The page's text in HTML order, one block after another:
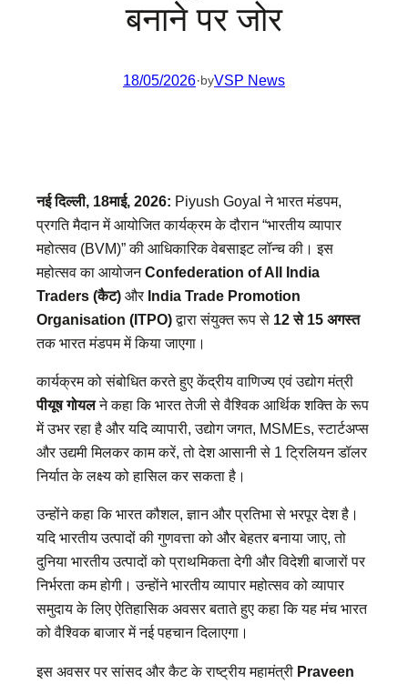
बनाने पर जोर
18/05/2026·byVSP News
नई दिल्ली, 18माई, 2026: Piyush Goyal ने भारत मंडपम,
प्रगति मैदान में आयोजित कार्यक्रम के दौरान “भारतीय व्यापार
महोत्सव (BVM)” की आधिकारिक वेबसाइट लॉन्च की। इस
महोत्सव का आयोजनConfederation of All India
Traders (कैट) और India Trade Promotion
Organisation (ITPO)द्वारा संयुक्त रूप से 12 से 15 अगस्त
तक भारत मंडपम में किया जाएगा।
कार्यक्रम को संबोधित करते हुए केंद्रीय वाणिज्य एवं उद्योग मंत्री
पीयूष गोयलने कहा कि भारत तेजी से वैश्विक आर्थिक शक्ति के रूप
में उभर रहा है और यदि व्यापारी, उद्योग जगत, MSMEs, स्टार्टअप्स
और उद्यमी मिलकर काम करें, तो देश आसानी से 1 ट्रिलियन डॉलर
निर्यात के लक्ष्य को हासिल कर सकता है।
उन्होंने कहा कि भारत कौशल, ज्ञान और प्रतिभा से भरपूर देश है।
यदि भारतीय उत्पादों की गुणवत्ता को और बेहतर बनाया जाए, तो
दुनिया भारतीय उत्पादों को प्राथमिकता देगी और विदेशी बाजारों पर
निर्भरता कम होगी। उन्होंने भारतीय व्यापार महोत्सव को व्यापार
समुदाय के लिए ऐतिहासिक अवसर बताते हुए कहा कि यह मंच भारत
को वैश्विक बाजार में नई पहचान दिलाएगा।
इस अवसर पर सांसद और कैट के राष्ट्रीय महामंत्री Praveen